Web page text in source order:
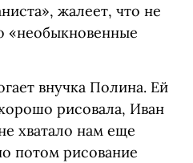
жалеет, что не
«необыкновенные
внучка Полина. Ей
рисовала, Иван
хватало нам еще
потом рисование